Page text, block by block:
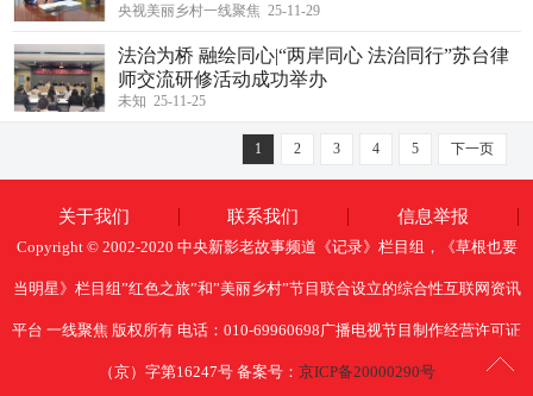
央视美丽乡村一线聚焦 25-11-29
法治为桥 融绘同心|“两岸同心 法治同行”苏台律
师交流研修活动成功举办
未知 25-11-25
1 2 3 4 5 下一页
关于我们 联系我们 信息举报
Copyright © 2002-2020 中央新影老故事频道《记录》栏目组，《草根也要
当明星》栏目组”红色之旅”和”美丽乡村”节目联合设立的综合性互联网资讯
平台 一线聚焦 版权所有 电话：010-69960698广播电视节目制作经营许可证
（京）字第16247号 备案号： 京ICP备20000290号